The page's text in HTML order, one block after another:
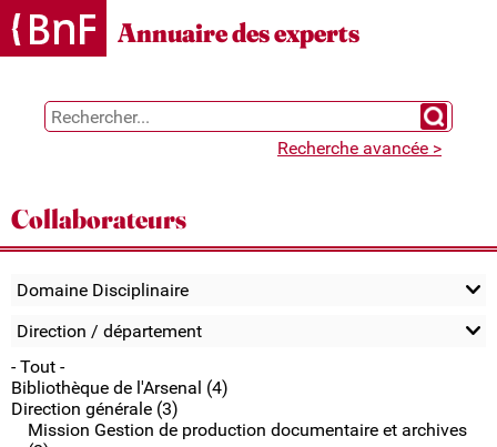
Gestion des cookies
Annuaire des experts
Chercher
Recherche avancée >
Collaborateurs
Domaine Disciplinaire
Direction / département
- Tout -
Bibliothèque de l'Arsenal (4)
Direction générale (3)
Mission Gestion de production documentaire et archives